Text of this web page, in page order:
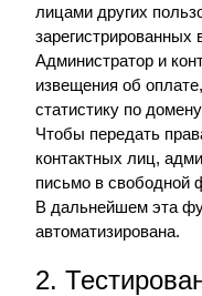
лицами других
зарегистрированных
Администратор и
извещения об
статистику по
Чтобы передать
контактных лиц,
письмо в свободной
В дальнейшем эта
автоматизирована.
2.